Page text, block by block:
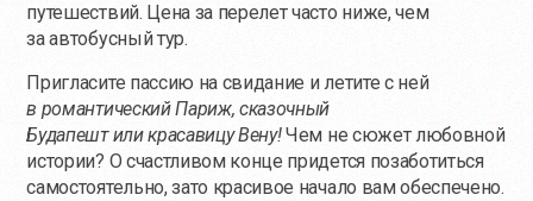
путешествий. Цена за перелет часто ниже, чем
за автобусный тур.
Пригласите пассию на свидание и летите с ней
в романтический Париж, сказочный
Будапешт или красавицу Вену!Чем не сюжет любовной
истории? О счастливом конце придется позаботиться
самостоятельно, зато красивое начало вам обеспечено.